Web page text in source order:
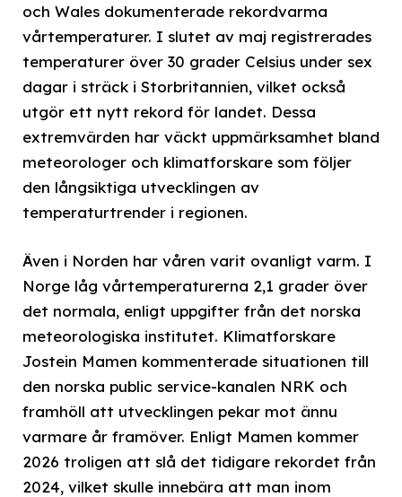
och Wales dokumenterade rekordvarma
vårtemperaturer. I slutet av maj registrerades
temperaturer över 30 grader Celsius under sex
dagar i sträck i Storbritannien, vilket också
utgör ett nytt rekord för landet. Dessa
extremvärden har väckt uppmärksamhet bland
meteorologer och klimatforskare som följer
den långsiktiga utvecklingen av
temperaturtrender i regionen.
Även i Norden har våren varit ovanligt varm. I
Norge låg vårtemperaturerna 2,1 grader över
det normala, enligt uppgifter från det norska
meteorologiska institutet. Klimatforskare
Jostein Mamen kommenterade situationen till
den norska public service-kanalen NRK och
framhöll att utvecklingen pekar mot ännu
varmare år framöver. Enligt Mamen kommer
2026 troligen att slå det tidigare rekordet från
2024, vilket skulle innebära att man inom